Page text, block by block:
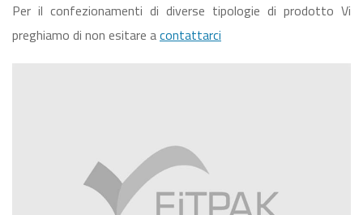
Per il confezionamenti di diverse tipologie di prodotto Vi
preghiamo di non esitare acontattarci